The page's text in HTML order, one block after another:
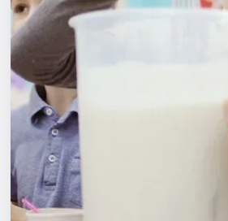
Города
Площадки
Артисты
Рейтинги